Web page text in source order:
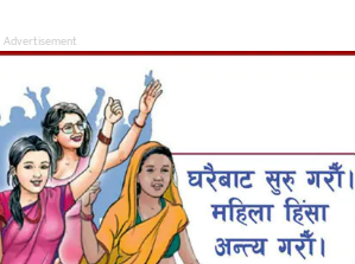
Advertisement